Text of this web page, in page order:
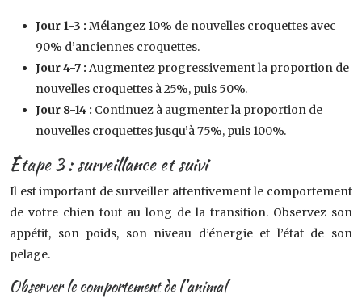
Jour 1-3 : Mélangez 10% de nouvelles croquettes avec
90% d’anciennes croquettes.
Jour 4-7 : Augmentez progressivement la proportion de
nouvelles croquettes à 25%, puis 50%.
Jour 8-14 : Continuez à augmenter la proportion de
nouvelles croquettes jusqu’à 75%, puis 100%.
Étape 3 : surveillance et suivi
Il est important de surveiller attentivement le comportement
de votre chien tout au long de la transition. Observez son
appétit, son poids, son niveau d’énergie et l’état de son
pelage.
Observer le comportement de l’animal